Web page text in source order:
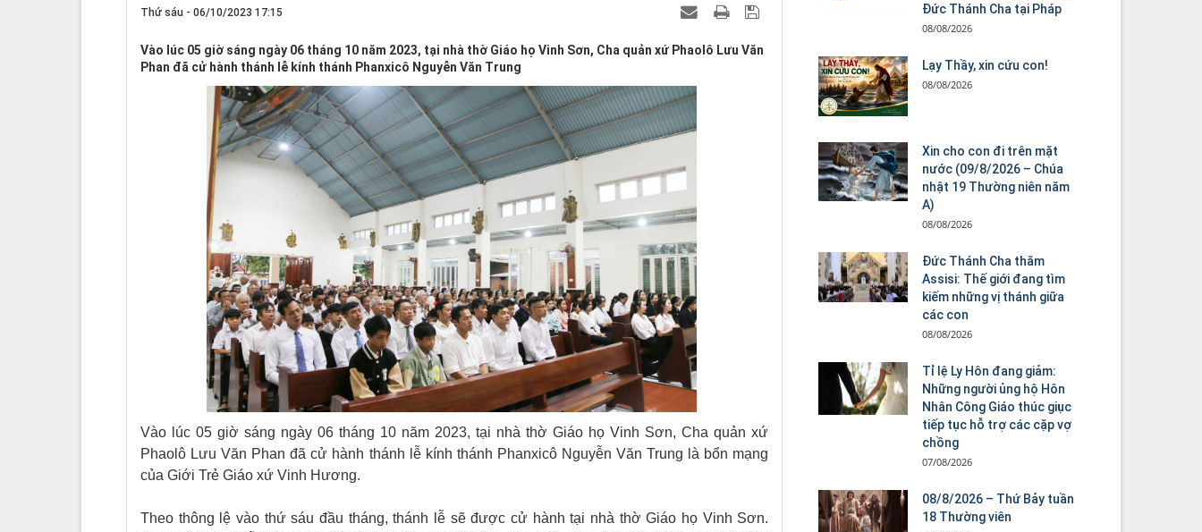
Thứ sáu - 06/10/2023 17:15
Vào lúc 05 giờ sáng ngày 06 tháng 10 năm 2023, tại nhà thờ Giáo họ Vinh Sơn, Cha quản xứ Phaolô Lưu Văn
Phan đã cử hành thánh lễ kính thánh Phanxicô Nguyễn Văn Trung
Vào lúc 05 giờ sáng ngày 06 tháng 10 năm 2023, tại nhà thờ Giáo họ Vinh Sơn, Cha quản xứ
Phaolô Lưu Văn Phan đã cử hành thánh lễ kính thánh Phanxicô Nguyễn Văn Trung là bổn mạng
của Giới Trẻ Giáo xứ Vinh Hương.
Theo thông lệ vào thứ sáu đầu tháng, thánh lễ sẽ được cử hành tại nhà thờ Giáo họ Vinh Sơn.
Đức Thánh Cha tại Pháp
08/08/2026
Lạy Thầy, xin cứu con!
08/08/2026
Xin cho con đi trên mặt
nước (09/8/2026 – Chúa
nhật 19 Thường niên năm
A)
08/08/2026
Đức Thánh Cha thăm
Assisi: Thế giới đang tìm
kiếm những vị thánh giữa
các con
08/08/2026
Tỉ lệ Ly Hôn đang giảm:
Những người ủng hộ Hôn
Nhân Công Giáo thúc giục
tiếp tục hỗ trợ các cặp vợ
chồng
07/08/2026
08/8/2026 – Thứ Bảy tuần
18 Thường viên